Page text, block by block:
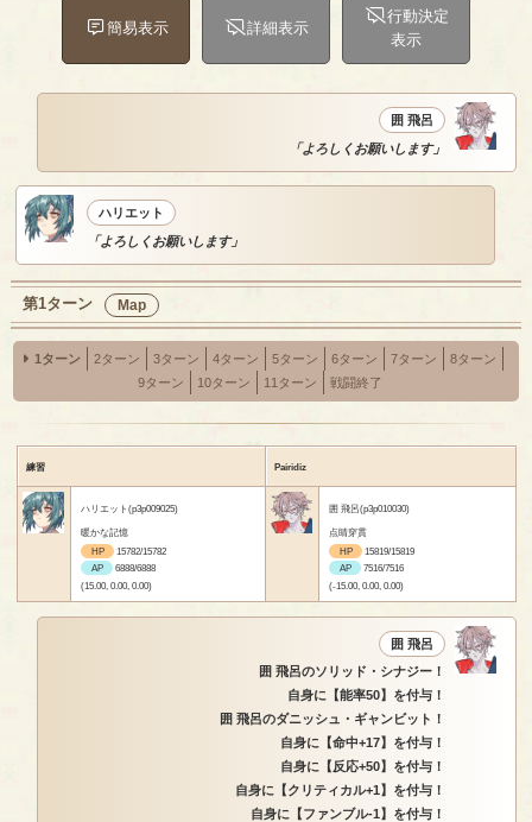
簡易表示 詳細表示
行動決定
表示
囲 飛呂
「よろしくお願いします」
ハリエット
「よろしくお願いします」
第1ターン Map
1ターン 2ターン 3ターン 4ターン 5ターン 6ターン 7ターン
8ターン
9ターン
10ターン 11ターン 戦闘終了
練習 Pairidiz
ハリエット(p3p009025)
暖かな記憶
HP
15782/15782
AP
6888/6888
(15.00, 0.00, 0.00)
囲 飛呂(p3p010030)
点睛穿貫
HP
15819/15819
AP
7516/7516
(-15.00, 0.00, 0.00)
囲 飛呂
囲 飛呂のソリッド・シナジー！
自身に【能率50】を付与！
囲 飛呂のダニッシュ・ギャンビット！
自身に【命中+17】を付与！
自身に【反応+50】を付与！
自身に【クリティカル+1】を付与！
自身に【ファンブル-1】を付与！